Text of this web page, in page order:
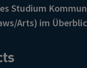
Studium
Arts) im